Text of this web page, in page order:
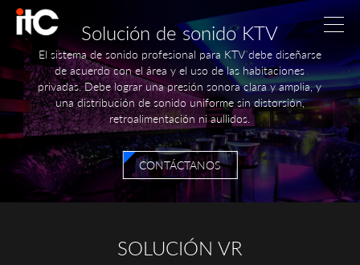
Solución de sonido KTV
El sistema de sonido profesional para KTV debe diseñarse
de acuerdo con el área y el uso de las habitaciones
privadas. Debe lograr una presión sonora clara y amplia, y
una distribución de sonido uniforme sin distorsión,
retroalimentación ni aullidos.
CONTÁCTANOS
SOLUCIÓN VR